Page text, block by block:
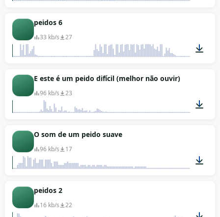
peidos 6
33 kb/s 27
E este é um peido difícil (melhor não ouvir)
96 kb/s 23
O som de um peido suave
96 kb/s 17
peidos 2
16 kb/s 22